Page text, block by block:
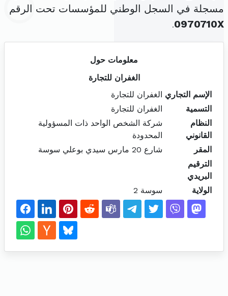
مسجلة في السجل الوطني للمؤسسات تحت الرقم
0970710X
.
معلومات حول
الغفران للتجارة
الإسم التجاري الغفران للتجارة
التسمية
الغفران للتجارة
النظام
القانوني
شركة الشخص الواحد ذات المسؤولية
المحدودة
المقر
شارع 20 مارس سيدي بوعلي سوسة
الترقيم
البريدي
الولاية
سوسة 2